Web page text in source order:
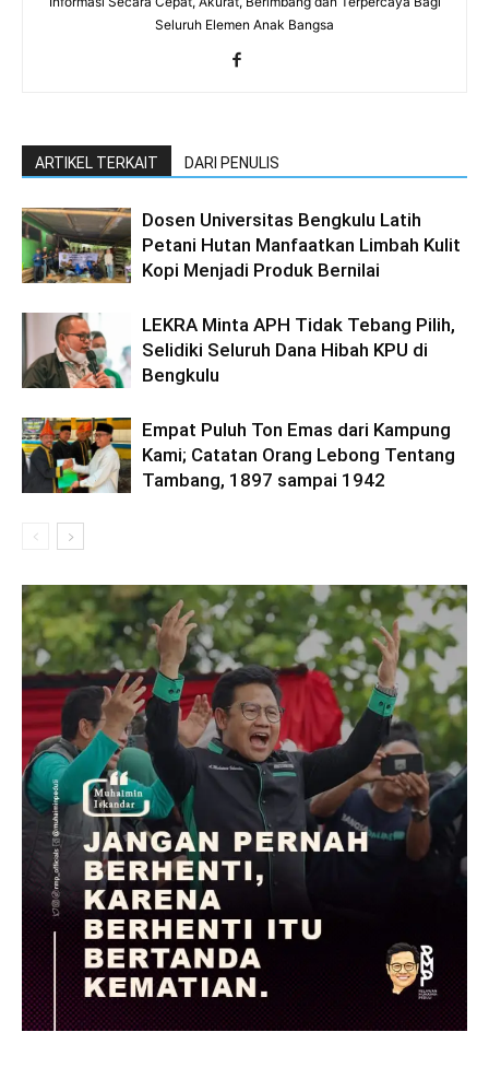
Seluruh Elemen Anak Bangsa
ARTIKEL TERKAIT DARI PENULIS
Dosen Universitas Bengkulu Latih
Petani Hutan Manfaatkan Limbah Kulit
Kopi Menjadi Produk Bernilai
LEKRA Minta APH Tidak Tebang Pilih,
Selidiki Seluruh Dana Hibah KPU di
Bengkulu
Empat Puluh Ton Emas dari Kampung
Kami; Catatan Orang Lebong Tentang
Tambang, 1897 sampai 1942